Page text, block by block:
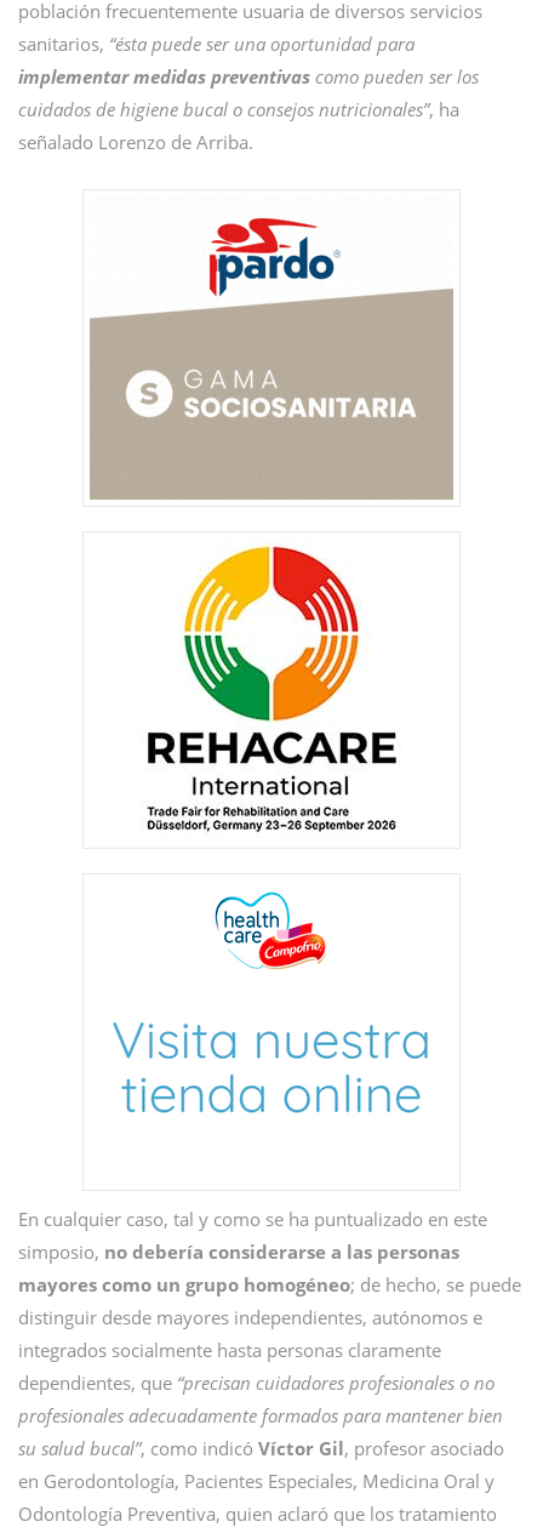
población frecuentemente usuaria de diversos servicios
sanitarios, “ésta puede ser una oportunidad para
implementar medidas preventivas como pueden ser los
cuidados de higiene bucal o consejos nutricionales”, ha
señalado Lorenzo de Arriba.
En cualquier caso, tal y como se ha puntualizado en este
simposio, no debería considerarse a las personas
mayores como un grupo homogéneo; de hecho, se puede
distinguir desde mayores independientes, autónomos e
integrados socialmente hasta personas claramente
dependientes, que “precisan cuidadores profesionales o no
profesionales adecuadamente formados para mantener bien
su salud bucal”, como indicó Víctor Gil, profesor asociado
en Gerodontología, Pacientes Especiales, Medicina Oral y
Odontología Preventiva, quien aclaró que los tratamiento